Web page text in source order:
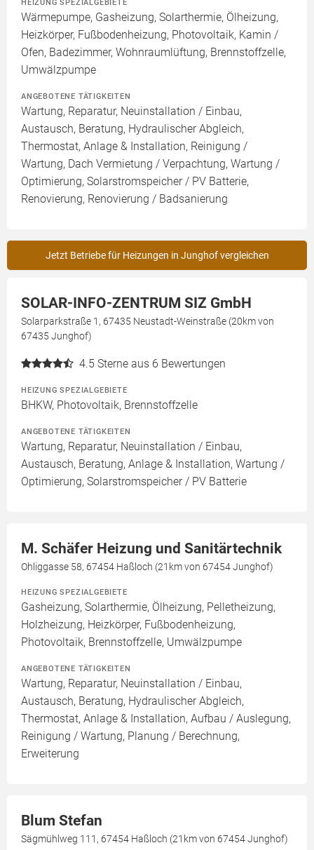
HEIZUNG SPEZIALGEBIETE
Wärmepumpe, Gasheizung, Solarthermie, Ölheizung,
Heizkörper, Fußbodenheizung, Photovoltaik, Kamin /
Ofen, Badezimmer, Wohnraumlüftung, Brennstoffzelle,
Umwälzpumpe
ANGEBOTENE TÄTIGKEITEN
Wartung, Reparatur, Neuinstallation / Einbau,
Austausch, Beratung, Hydraulischer Abgleich,
Thermostat, Anlage & Installation, Reinigung /
Wartung, Dach Vermietung / Verpachtung, Wartung /
Optimierung, Solarstromspeicher / PV Batterie,
Renovierung, Renovierung / Badsanierung
Jetzt Betriebe für Heizungen in Junghof vergleichen
SOLAR-INFO-ZENTRUM SIZ GmbH
Solarparkstraße 1, 67435 Neustadt-Weinstraße (20km von
67435 Junghof)
4.5 Sterne aus 6 Bewertungen
HEIZUNG SPEZIALGEBIETE
BHKW, Photovoltaik, Brennstoffzelle
ANGEBOTENE TÄTIGKEITEN
Wartung, Reparatur, Neuinstallation / Einbau,
Austausch, Beratung, Anlage & Installation, Wartung /
Optimierung, Solarstromspeicher / PV Batterie
M. Schäfer Heizung und Sanitärtechnik
Ohliggasse 58, 67454 Haßloch (21km von 67454 Junghof)
HEIZUNG SPEZIALGEBIETE
Gasheizung, Solarthermie, Ölheizung, Pelletheizung,
Holzheizung, Heizkörper, Fußbodenheizung,
Photovoltaik, Brennstoffzelle, Umwälzpumpe
ANGEBOTENE TÄTIGKEITEN
Wartung, Reparatur, Neuinstallation / Einbau,
Austausch, Beratung, Hydraulischer Abgleich,
Thermostat, Anlage & Installation, Aufbau / Auslegung,
Reinigung / Wartung, Planung / Berechnung,
Erweiterung
Blum Stefan
Sägmühlweg 111, 67454 Haßloch (21km von 67454 Junghof)